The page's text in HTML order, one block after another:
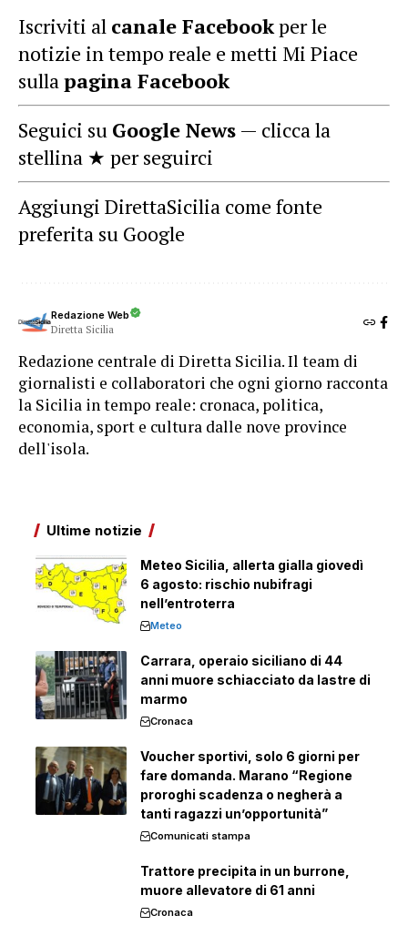
Iscriviti al canale Facebookper le
notizie in tempo reale e metti Mi Piace
sulla pagina Facebook
Seguici su Google News — clicca la
stellina ★ per seguirci
Aggiungi DirettaSicilia come fonte
preferita su Google
Redazione Web
Diretta Sicilia
Redazione centrale di Diretta Sicilia. Il team di
giornalisti e collaboratori che ogni giorno racconta
la Sicilia in tempo reale: cronaca, politica,
economia, sport e cultura dalle nove province
dell'isola.
Ultime notizie
Meteo Sicilia, allerta gialla giovedì
6 agosto: rischio nubifragi
nell’entroterra
Meteo
Carrara, operaio siciliano di 44
anni muore schiacciato da lastre di
marmo
Cronaca
Voucher sportivi, solo 6 giorni per
fare domanda. Marano “Regione
proroghi scadenza o negherà a
tanti ragazzi un’opportunità”
Comunicati stampa
Trattore precipita in un burrone,
muore allevatore di 61 anni
Cronaca